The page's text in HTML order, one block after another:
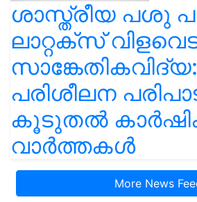
ശാസ്ത്രീയ പശു
ലാറ്റക്സ്
സാങ്കേതികവിദ്യ:
പരിശീലന
കൂടുതൽ
വാർത്തകൾ
More News